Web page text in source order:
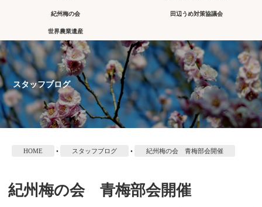
紀州梅の会 田辺うめ対策協議会
世界農業遺産
スタッフブログ
HOME • スタッフブログ • 紀州梅の会 青梅部会開催
紀州梅の会 青梅部会開催